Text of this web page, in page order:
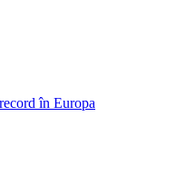
în Europa